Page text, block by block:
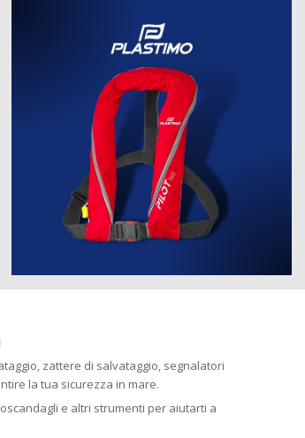
zattere di salvataggio, segnalatori
la tua sicurezza in mare.
e altri strumenti per aiutarti a